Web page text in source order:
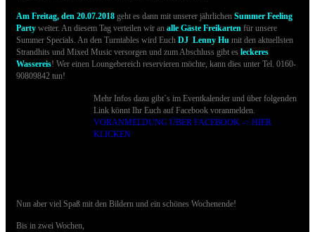
Am Freitag, den 20.07.2018 geht es dann mit unserer jährlichen Summer Feeling
Party weiter. An diesem Tag verteilen wir an alle Gäste Freikarten für unsere
Summer Specials. An den Turntables wird Euch DJ Lenny Hu mit den aktuellsten
Strandhits und Mixed Music versorgen und zum Abschluss gibt es leckeres
Wassereis! Wer einen Loungebereich reservieren möchte, kann dies unter Tel. 0160-
90809842 tun!
Mehr Infos dazu gibt´s im Eventkalender und über folgenden
Link könnt Ihr Euch auf Facebook voranmelden.
VORANMELDUNG ÜBER FACEBOOK -> HIER
KLICKEN
Nun aber viel Spaß mit den Bildern und ein schönes Wochenende!
Bis in zwei Wochen,